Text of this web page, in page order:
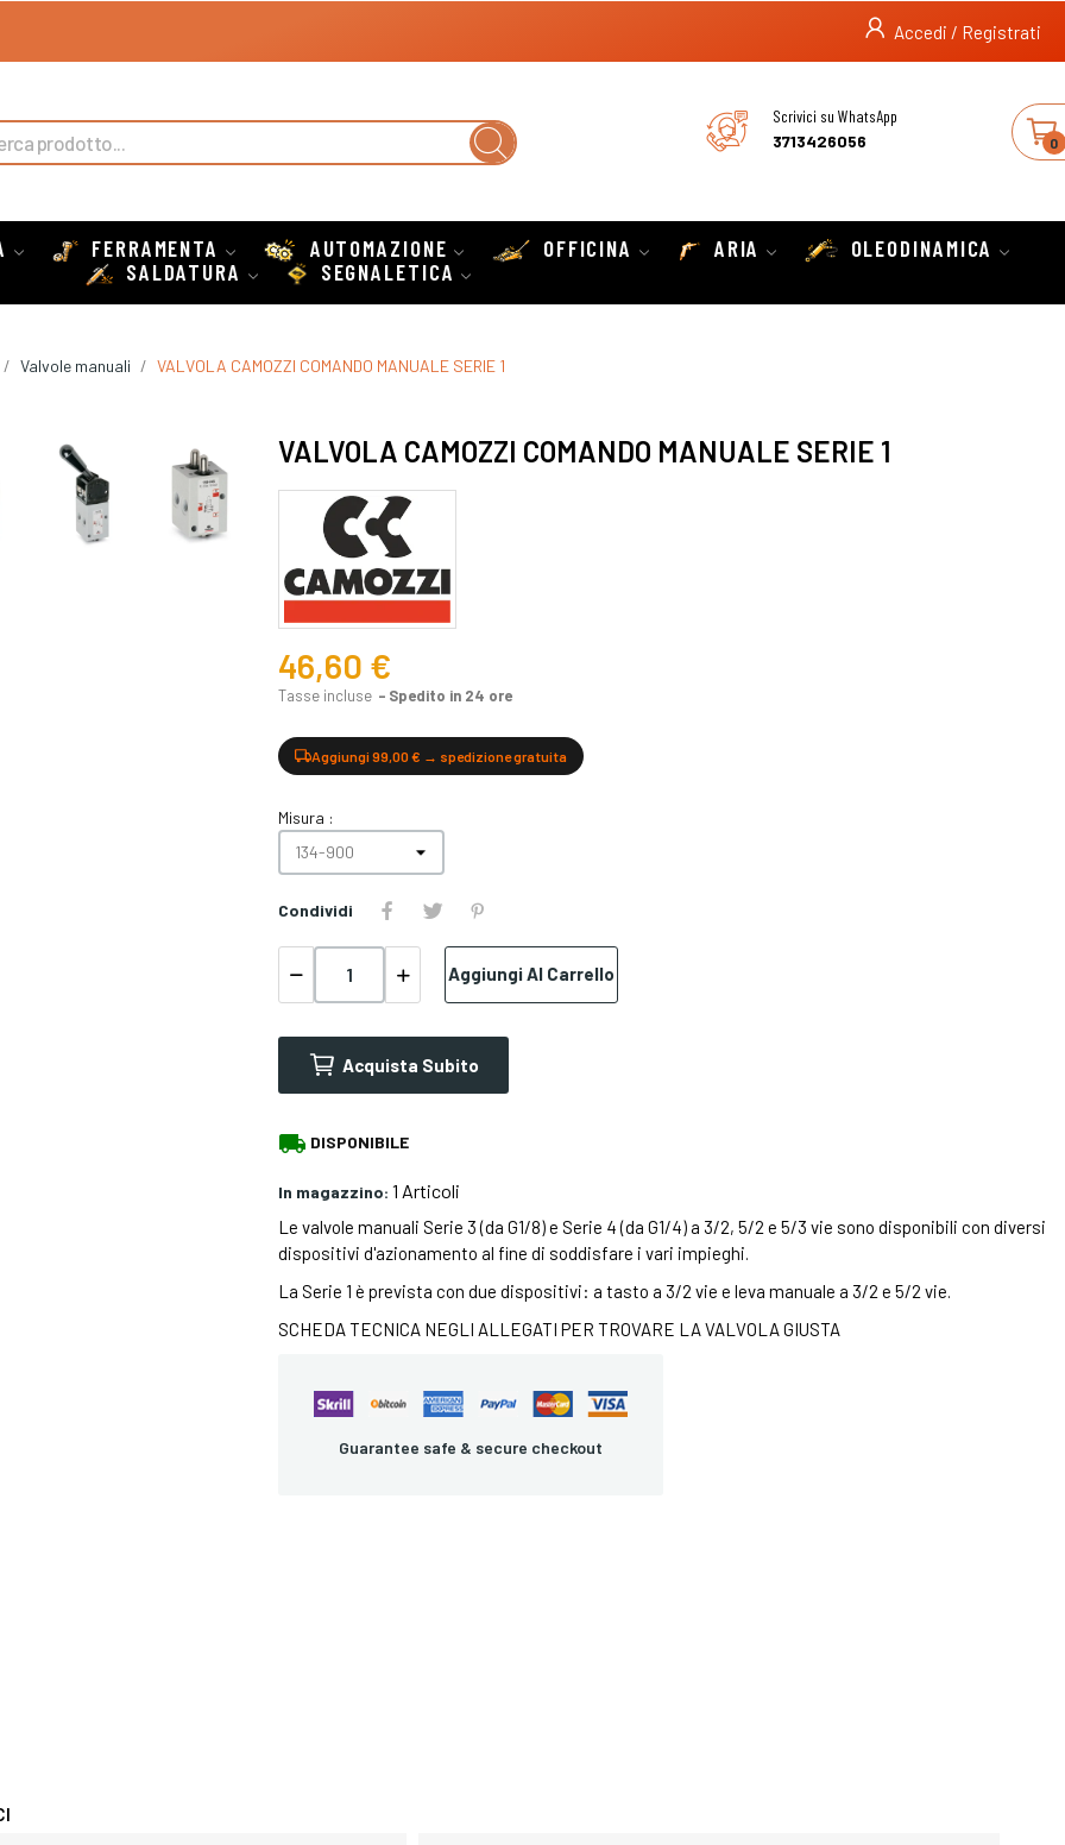
Accedi / Registrati
0
Scrivici su WhatsApp
3713426056
FERRAMENTA AUTOMAZIONE OFFICINA ARIA
OLEODINAMICA
SALDATURA
SEGNALETICA
Valvole manuali VALVOLA CAMOZZI COMANDO MANUALE SERIE 1
VALVOLA CAMOZZI COMANDO MANUALE SERIE 1
46,60 €
Tasse incluse Spedito in 24 ore
Aggiungi 99,00 € → spedizione gratuita
Misura :
Condividi
Aggiungi Al Carrello
Acquista Subito
local_shipping DISPONIBILE
In magazzino: 1 Articoli
Le valvole manuali Serie 3 (da G1/8) e Serie 4 (da G1/4) a 3/2, 5/2 e 5/3 vie sono disponibili con diversi
dispositivi d'azionamento al fine di soddisfare i vari impieghi.
La Serie 1 è prevista con due dispositivi: a tasto a 3/2 vie e leva manuale a 3/2 e 5/2 vie.
SCHEDA TECNICA NEGLI ALLEGATI PER TROVARE LA VALVOLA GIUSTA
Guarantee safe & secure checkout